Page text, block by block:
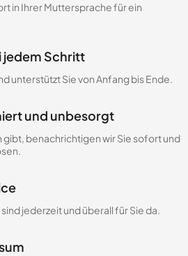
in Ihrer Muttersprache für ein
jedem Schritt
unterstützt Sie von Anfang bis Ende.
und unbesorgt
gibt, benachrichtigen wir Sie sofort und
jederzeit und überall für Sie da.